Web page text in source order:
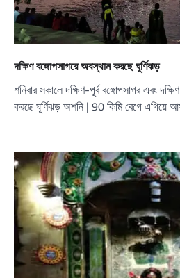
দক্ষিণ বঙ্গোপসাগরে অবস্থান করছে ঘূর্ণিঝড়
শনিবার সকালে দক্ষিণ-পূর্ব বঙ্গোপসাগর এবং
করছে ঘূর্ণিঝড় অশনি | 90 কিমি বেগে এগিয়ে